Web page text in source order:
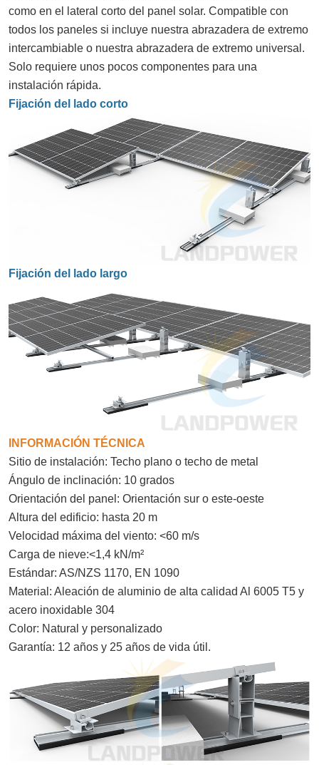
como en el lateral corto del panel solar. Compatible con
todos los paneles si incluye nuestra abrazadera de extremo
intercambiable o nuestra abrazadera de extremo universal.
Solo requiere unos pocos componentes para una
instalación rápida.
Fijación del lado corto
Fijación del lado largo
INFORMACIÓN TÉCNICA
Sitio de instalación: Techo plano o techo de metal
Ángulo de inclinación: 10 grados
Orientación del panel: Orientación sur o este-oeste
Altura del edificio: hasta 20 m
Velocidad máxima del viento: <60 m/s
Carga de nieve:<1,4 kN/m²
Estándar: AS/NZS 1170, EN 1090
Material: Aleación de aluminio de alta calidad Al 6005 T5 y
acero inoxidable 304
Color: Natural y personalizado
Garantía: 12 años y 25 años de vida útil.